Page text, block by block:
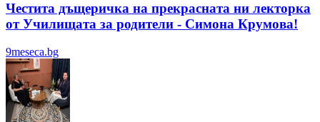
Честита дъщеричка на прекрасната ни лекторка
от Училищата за родители - Симона Крумова!
9meseca.bg